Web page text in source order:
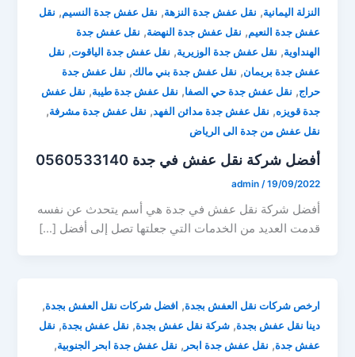
النزلة اليمانية, نقل عفش جدة النزهة, نقل عفش جدة النسيم, نقل
عفش جدة النعيم, نقل عفش جدة النهضة, نقل عفش جدة
الهنداوية, نقل عفش جدة الوزيرية, نقل عفش جدة الياقوت, نقل
عفش جدة بريمان, نقل عفش جدة بني مالك, نقل عفش جدة
حراج, نقل عفش جدة حي الصفا, نقل عفش جدة طيبة, نقل عفش
جدة قويزه, نقل عفش جدة مدائن الفهد, نقل عفش جدة مشرفة,
نقل عفش من جدة الى الرياض
أفضل شركة نقل عفش في جدة 0560533140
admin /19/09/2022
أفضل شركة نقل عفش في جدة هي أسم يتحدث عن نفسه
قدمت العديد من الخدمات التي جعلتها تصل إلى أفضل […]
ارخص شركات نقل العفش بجدة, افضل شركات نقل العفش بجدة,
دينا نقل عفش بجدة,شركة نقل عفش بجدة, نقل عفش بجدة, نقل
عفش جدة, نقل عفش جدة ابحر , نقل عفش جدة ابحر الجنوبية,